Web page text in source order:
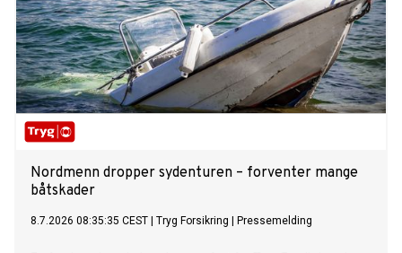
Nordmenn dropper sydenturen – forventer mange
båtskader
8.7.2026 08:35:35 CEST Tryg Forsikring Pressemelding